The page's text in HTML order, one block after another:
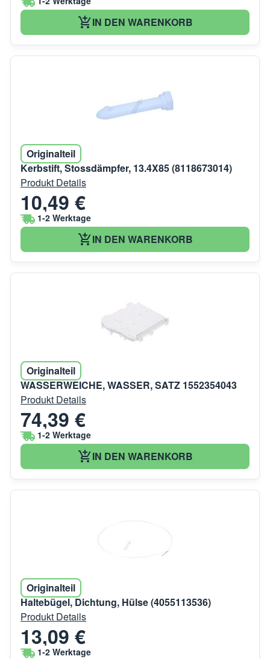
IN DEN WARENKORB
Originalteil
Kerbstift, Stossdämpfer, 13.4X85 (8118673014)
Produkt Details
10,49 €
1-2 Werktage
IN DEN WARENKORB
Originalteil
WASSERWEICHE, WASSER, SATZ 1552354043
Produkt Details
74,39 €
1-2 Werktage
IN DEN WARENKORB
Originalteil
Haltebügel, Dichtung, Hülse (4055113536)
Produkt Details
13,09 €
1-2 Werktage